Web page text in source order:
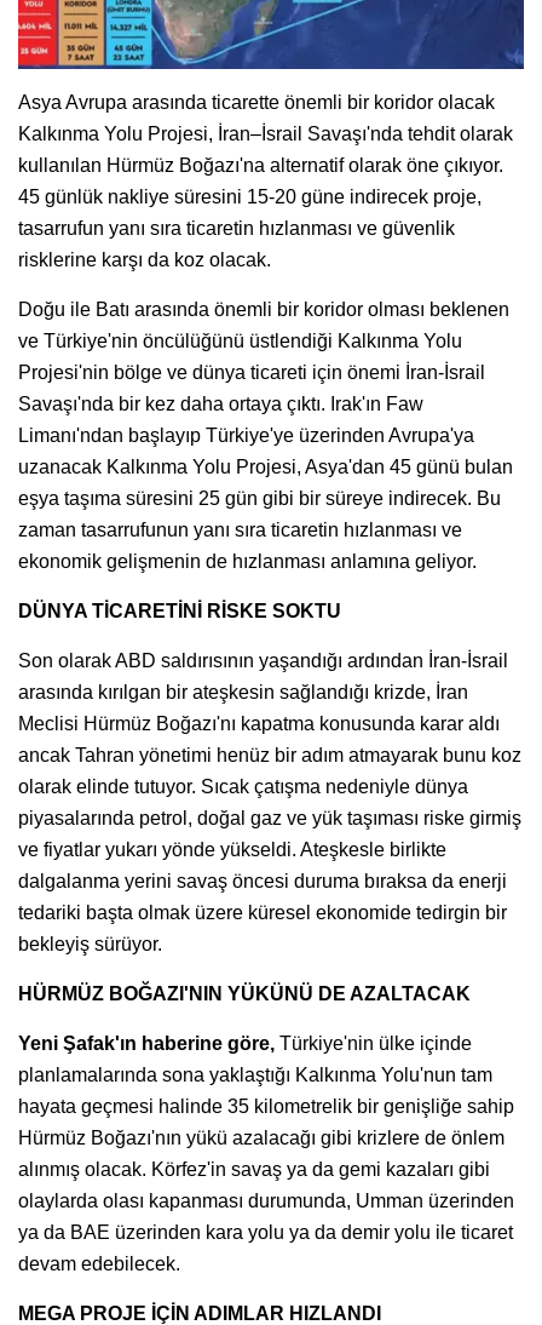
Asya Avrupa arasında ticarette önemli bir koridor olacak
Kalkınma Yolu Projesi, İran–İsrail Savaşı'nda tehdit olarak
kullanılan Hürmüz Boğazı'na alternatif olarak öne çıkıyor.
45 günlük nakliye süresini 15-20 güne indirecek proje,
tasarrufun yanı sıra ticaretin hızlanması ve güvenlik
risklerine karşı da koz olacak.
Doğu ile Batı arasında önemli bir koridor olması beklenen
ve Türkiye'nin öncülüğünü üstlendiği Kalkınma Yolu
Projesi'nin bölge ve dünya ticareti için önemi İran-İsrail
Savaşı'nda bir kez daha ortaya çıktı. Irak'ın Faw
Limanı'ndan başlayıp Türkiye'ye üzerinden Avrupa'ya
uzanacak Kalkınma Yolu Projesi, Asya'dan 45 günü bulan
eşya taşıma süresini 25 gün gibi bir süreye indirecek. Bu
zaman tasarrufunun yanı sıra ticaretin hızlanması ve
ekonomik gelişmenin de hızlanması anlamına geliyor.
DÜNYA TİCARETİNİ RİSKE SOKTU
Son olarak ABD saldırısının yaşandığı ardından İran-İsrail
arasında kırılgan bir ateşkesin sağlandığı krizde, İran
Meclisi Hürmüz Boğazı'nı kapatma konusunda karar aldı
ancak Tahran yönetimi henüz bir adım atmayarak bunu koz
olarak elinde tutuyor. Sıcak çatışma nedeniyle dünya
piyasalarında petrol, doğal gaz ve yük taşıması riske girmiş
ve fiyatlar yukarı yönde yükseldi. Ateşkesle birlikte
dalgalanma yerini savaş öncesi duruma bıraksa da enerji
tedariki başta olmak üzere küresel ekonomide tedirgin bir
bekleyiş sürüyor.
HÜRMÜZ BOĞAZI'NIN YÜKÜNÜ DE AZALTACAK
Yeni Şafak'ın haberine göre, Türkiye'nin ülke içinde
planlamalarında sona yaklaştığı Kalkınma Yolu'nun tam
hayata geçmesi halinde 35 kilometrelik bir genişliğe sahip
Hürmüz Boğazı'nın yükü azalacağı gibi krizlere de önlem
alınmış olacak. Körfez'in savaş ya da gemi kazaları gibi
olaylarda olası kapanması durumunda, Umman üzerinden
ya da BAE üzerinden kara yolu ya da demir yolu ile ticaret
devam edebilecek.
MEGA PROJE İÇİN ADIMLAR HIZLANDI